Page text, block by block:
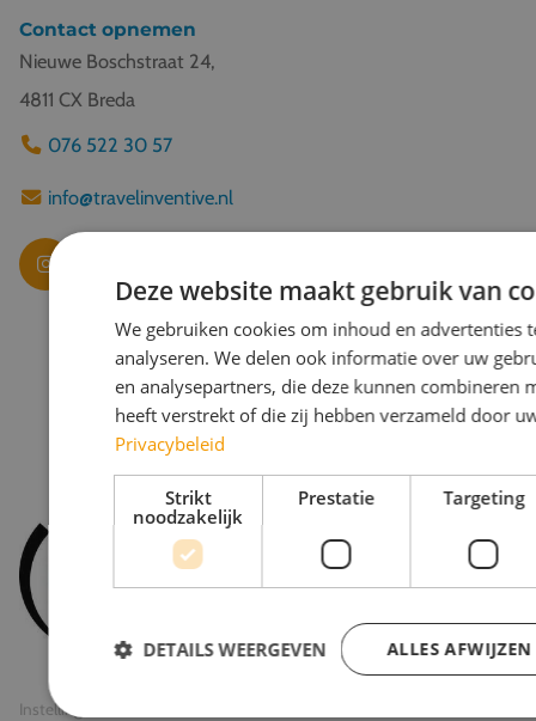
Contact opnemen
Nieuwe Boschstraat 24,
4811 CX Breda
076 522 30 57
info@travelinventive.nl
© 2026 Travel Inventive
Algemene voorwaarden
Privacy statement
Instellingen
Deze website maakt gebruik van
We gebruiken cookies om inhoud en advertenties
analyseren. We delen ook informatie over uw
en analysepartners, die deze kunnen combineren
heeft verstrekt of die zij hebben verzameld door
Privacybeleid
Strikt
noodzakelijk
Prestatie Targeting
ALLES AFWIJZEN
DETAILS WEERGEVEN